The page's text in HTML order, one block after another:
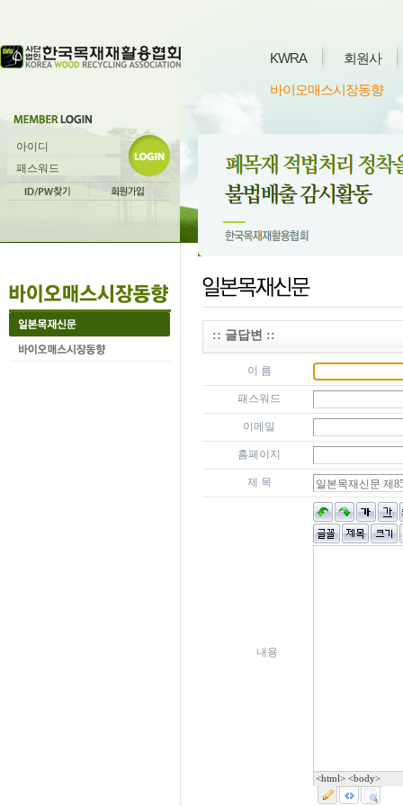
KWRA 회원사
바이오매스시장동향
:: 글답변 ::
이 름
패스워드
이메일
홈페이지
제 목
내용
<html> <body>